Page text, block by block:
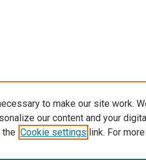
to make our site work.
our content and your
Cookie settings link. For